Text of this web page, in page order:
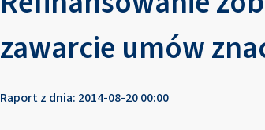
zawarcie umów
Raport z dnia: 2014-08-20 00:00